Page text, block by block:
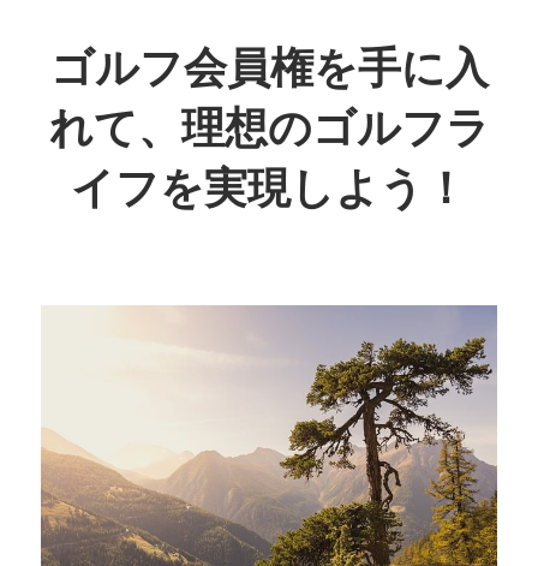
ン
テ
ン
ツ
ゴルフ会員権を手に入
れて、理想のゴルフラ
イフを実現しよう！
の
グ
を
叶
え